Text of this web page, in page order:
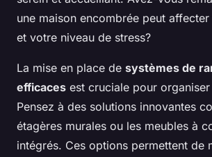
une maison encombrée peut
et votre niveau de stress?
La mise en place de systèmes de
efficaces est cruciale pour
Pensez à des solutions innovantes
étagères murales ou les meubles à
intégrés. Ces options permettent de